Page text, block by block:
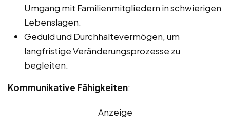
Umgang mit Familienmitgliedern in schwierigen
Lebenslagen.
Geduld und Durchhaltevermögen, um
langfristige Veränderungsprozesse zu
begleiten.
Kommunikative Fähigkeiten:
Anzeige